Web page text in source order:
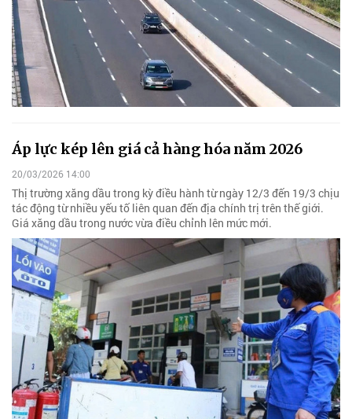
Áp lực kép lên giá cả hàng hóa năm 2026
20/03/2026 14:00
Thị trường xăng dầu trong kỳ điều hành từ ngày 12/3 đến 19/3 chịu
tác động từ nhiều yếu tố liên quan đến địa chính trị trên thế giới.
Giá xăng dầu trong nước vừa điều chỉnh lên mức mới.